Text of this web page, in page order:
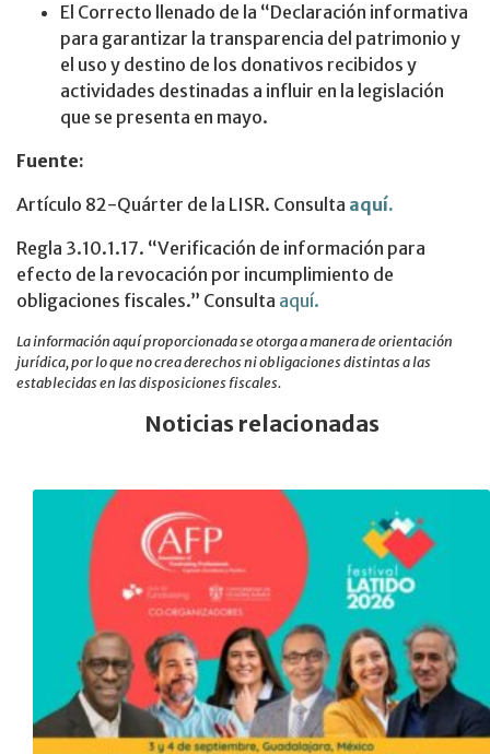
El Correcto llenado de la “Declaración informativa
para garantizar la transparencia del patrimonio y
el uso y destino de los donativos recibidos y
actividades destinadas a influir en la legislación
que se presenta en mayo.
Fuente:
Artículo 82-Quárter de la LISR. Consulta aquí.
Regla 3.10.1.17. “Verificación de información para
efecto de la revocación por incumplimiento de
obligaciones fiscales.” Consulta aquí.
La información aquí proporcionada se otorga a manera de orientación
jurídica, por lo que no crea derechos ni obligaciones distintas a las
establecidas en las disposiciones fiscales.
Noticias relacionadas